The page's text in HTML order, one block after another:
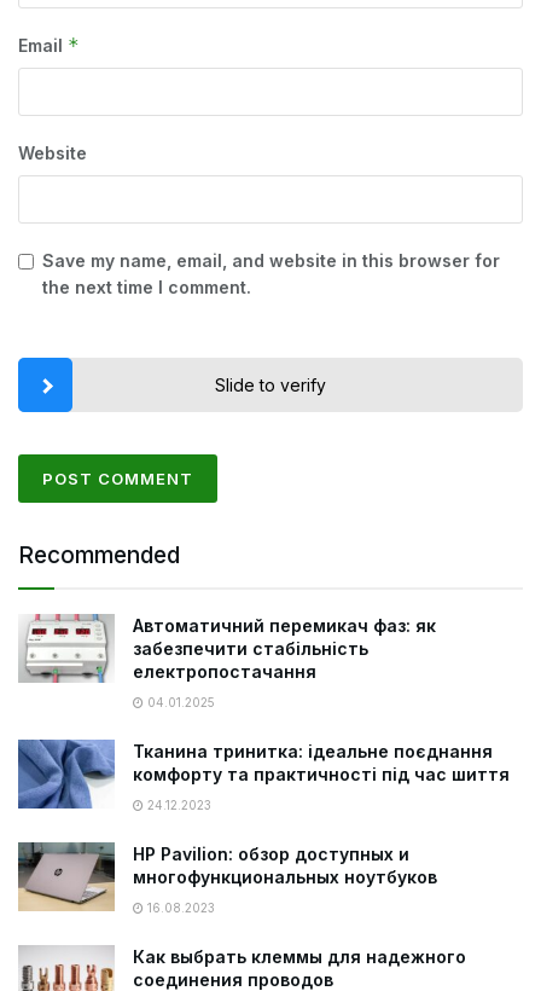
Email *
Website
Save my name, email, and website in this browser for
the next time I comment.
Slide to verify
Recommended
Автоматичний перемикач фаз: як
забезпечити стабільність
електропостачання
04.01.2025
Тканина тринитка: ідеальне поєднання
комфорту та практичності під час шиття
24.12.2023
HP Pavilion: обзор доступных и
многофункциональных ноутбуков
16.08.2023
Как выбрать клеммы для надежного
соединения проводов